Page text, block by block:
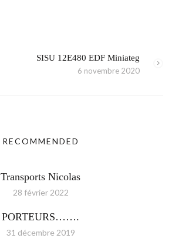
SISU 12E480 EDF Miniateg
6 novembre 2020
RECOMMENDED
Transports Nicolas
28 février 2022
PORTEURS…….
31 décembre 2019